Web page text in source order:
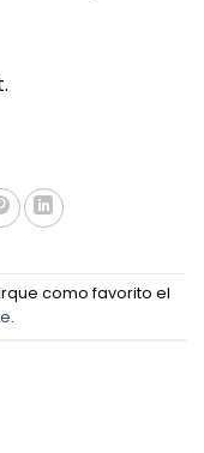
como favorito el
.